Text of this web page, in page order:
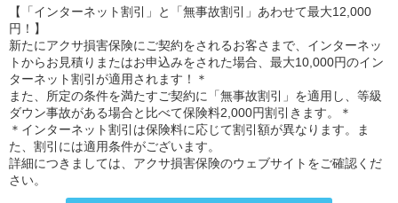
【「インターネット割引」と「無事故割引」あわせて最大12,000
円！】
新たにアクサ損害保険にご契約をされるお客さまで、インターネッ
トからお見積りまたはお申込みをされた場合、最大10,000円のイン
ターネット割引が適用されます！＊
また、所定の条件を満たすご契約に「無事故割引」を適用し、等級
ダウン事故がある場合と比べて保険料2,000円割引きます。＊
＊インターネット割引は保険料に応じて割引額が異なります。ま
た、割引には適用条件がございます。
詳細につきましては、アクサ損害保険のウェブサイトをご確認くだ
さい。